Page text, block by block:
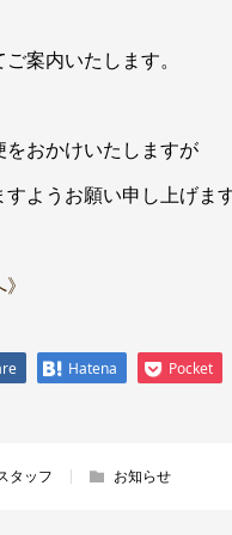
案内いたします。
おかけいたしますが
ようお願い申し上げま
Hatena Pocket
タッフ お知らせ